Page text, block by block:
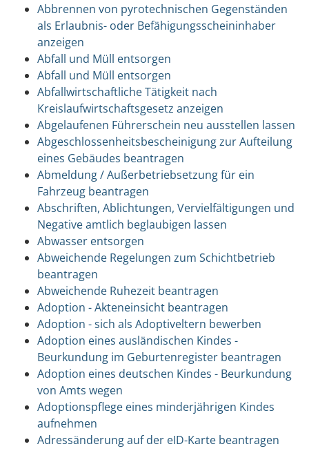
Abbrennen von pyrotechnischen Gegenständen
als Erlaubnis- oder Befähigungsscheininhaber
anzeigen
Abfall und Müll entsorgen
Abfall und Müll entsorgen
Abfallwirtschaftliche Tätigkeit nach
Kreislaufwirtschaftsgesetz anzeigen
Abgelaufenen Führerschein neu ausstellen lassen
Abgeschlossenheitsbescheinigung zur Aufteilung
eines Gebäudes beantragen
Abmeldung / Außerbetriebsetzung für ein
Fahrzeug beantragen
Abschriften, Ablichtungen, Vervielfältigungen und
Negative amtlich beglaubigen lassen
Abwasser entsorgen
Abweichende Regelungen zum Schichtbetrieb
beantragen
Abweichende Ruhezeit beantragen
Adoption - Akteneinsicht beantragen
Adoption - sich als Adoptiveltern bewerben
Adoption eines ausländischen Kindes -
Beurkundung im Geburtenregister beantragen
Adoption eines deutschen Kindes - Beurkundung
von Amts wegen
Adoptionspflege eines minderjährigen Kindes
aufnehmen
Adressänderung auf der eID-Karte beantragen